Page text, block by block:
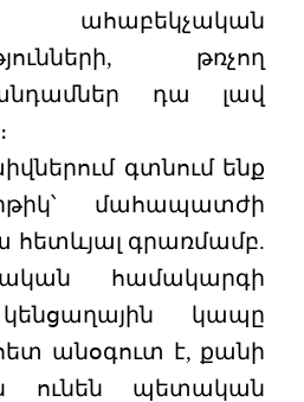
թռչող
դա լավ
գտնում ենք
մահապատժի
հետևյալ գրառմամբ.
համակարգի
կապը
անօգուտ է, քանի
ունեն պետական